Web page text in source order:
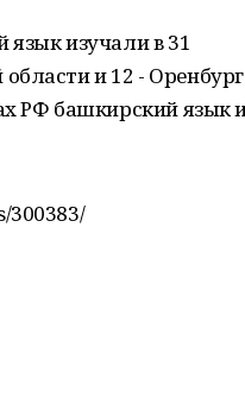
язык изучали в 31
и 12 -
РФ башкирский язык
300383/